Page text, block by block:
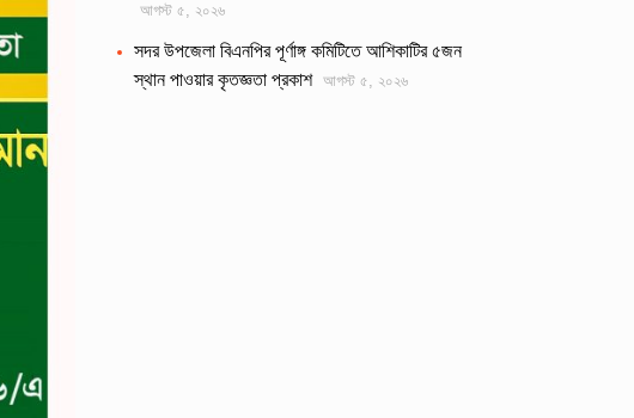
আগস্ট ৫, ২০২৬
সদর উপজেলা বিএনপির পূর্ণাঙ্গ কমিটিতে আশিকাটির ৫জন
স্থান পাওয়ার কৃতজ্ঞতা প্রকাশ
আগস্ট ৫, ২০২৬